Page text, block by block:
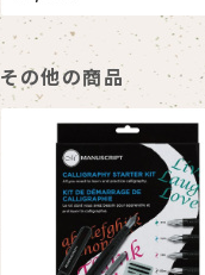
その他の商品